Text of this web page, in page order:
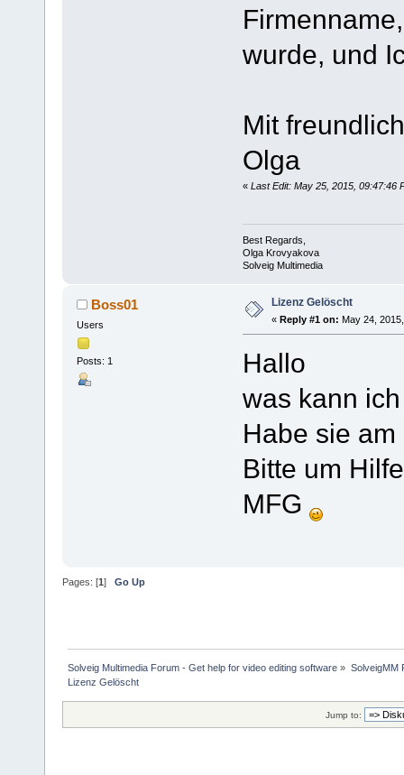
wurde, und
Mit
Olga
« Last Edit: May 25, 2015, 09:47:46
Best Regards,
Olga Krovyakova
Solveig Multimedia
Boss01
Users
Posts: 1
Lizenz Gelöscht
« Reply #1 on: May 24,
Hallo
was kann
Habe sie
Bitte um
MFG
Pages: [1] Go Up
Solveig Multimedia Forum - Get help for video editing software » SolveigMM
Lizenz Gelöscht
Jump to: